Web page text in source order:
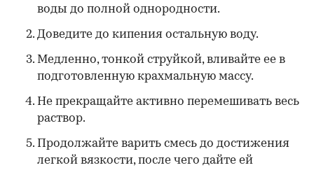
воды до полной однородности.
Доведите до кипения остальную воду.
Медленно, тонкой струйкой, вливайте ее в
подготовленную крахмальную массу.
Не прекращайте активно перемешивать весь
раствор.
Продолжайте варить смесь до достижения
легкой вязкости, после чего дайте ей